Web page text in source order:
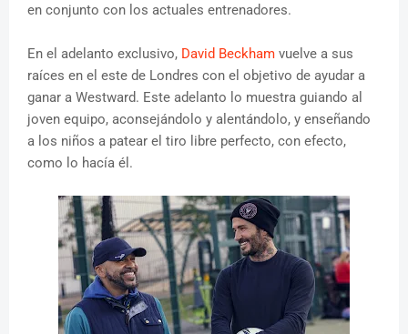
en conjunto con los actuales entrenadores.
En el adelanto exclusivo, David Beckham vuelve a sus
raíces en el este de Londres con el objetivo de ayudar a
ganar a Westward. Este adelanto lo muestra guiando al
joven equipo, aconsejándolo y alentándolo, y enseñando
a los niños a patear el tiro libre perfecto, con efecto,
como lo hacía él.